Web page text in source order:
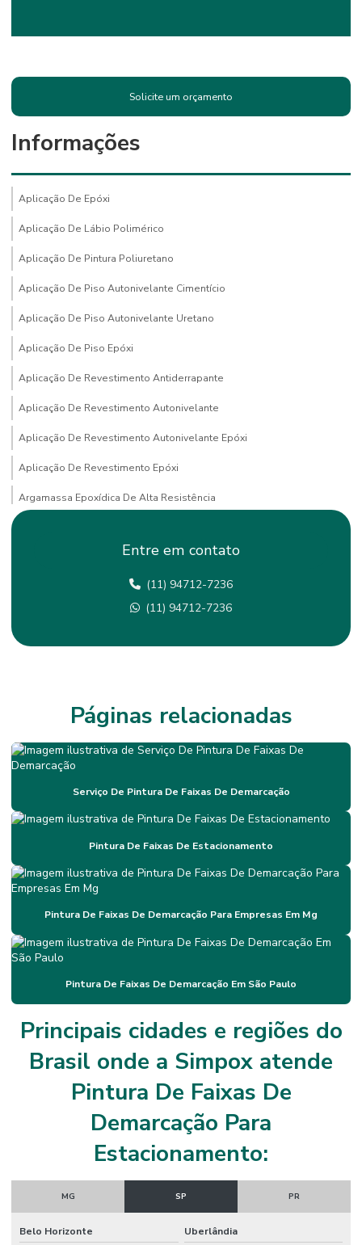
Solicite um orçamento
Informações
Aplicação De Epóxi
Aplicação De Lábio Polimérico
Aplicação De Pintura Poliuretano
Aplicação De Piso Autonivelante Cimentício
Aplicação De Piso Autonivelante Uretano
Aplicação De Piso Epóxi
Aplicação De Revestimento Antiderrapante
Aplicação De Revestimento Autonivelante
Aplicação De Revestimento Autonivelante Epóxi
Aplicação De Revestimento Epóxi
Argamassa Epoxídica De Alta Resistência
Empresa De Tratamento De Juntas Em São Paulo
Empresas De Lapidação De Piso
Empresas De Pintura De Faixas Em São Paulo
Empresas De Pintura Epóxi Em Minas Gerais
Impermeabilização
Impermeabilização De Mezaninos Em Sp
Impermeabilização De Mezaninos Metálicos
Impermeabilização De Poliuretano
Impermeabilização Flexível Para Construções
Impermeabilização Flexível Para Estruturas Térmicas
Impermeabilização Para Diversas Superfícies
Impermeabilização Para Variações Térmicas
Instalação De Juntas De Dilatação
Instalação De Piso Epóxi Em São Paulo
Instalação De Revestimento Autonivelante Cimenticio
Instalação De Revestimento Epóxi Para Indústria
Juntas De Dilatação
Juntas De Dilatação Para Construção Civil
Lábio Polimérico
Entre em contato
(11) 94712-7236
(11) 94712-7236
Páginas relacionadas
Serviço De Pintura De Faixas De Demarcação
Pintura De Faixas De Estacionamento
Pintura De Faixas De Demarcação Para Empresas Em Mg
Pintura De Faixas De Demarcação Em São Paulo
Principais cidades e regiões do
Brasil onde a Simpox atende
Pintura De Faixas De
Demarcação Para
Estacionamento:
MG SP PR
Belo Horizonte Uberlândia